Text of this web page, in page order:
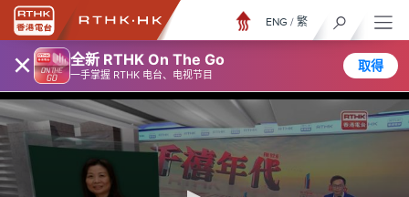
× 全新 RTHK On The Go
一手掌握 RTHK 电台、电视节目
取得
ENG / 繁